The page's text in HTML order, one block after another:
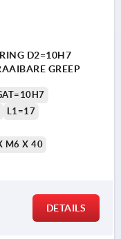
D2=10H7
GREEP
L1=17
M6 X 40
DETAILS